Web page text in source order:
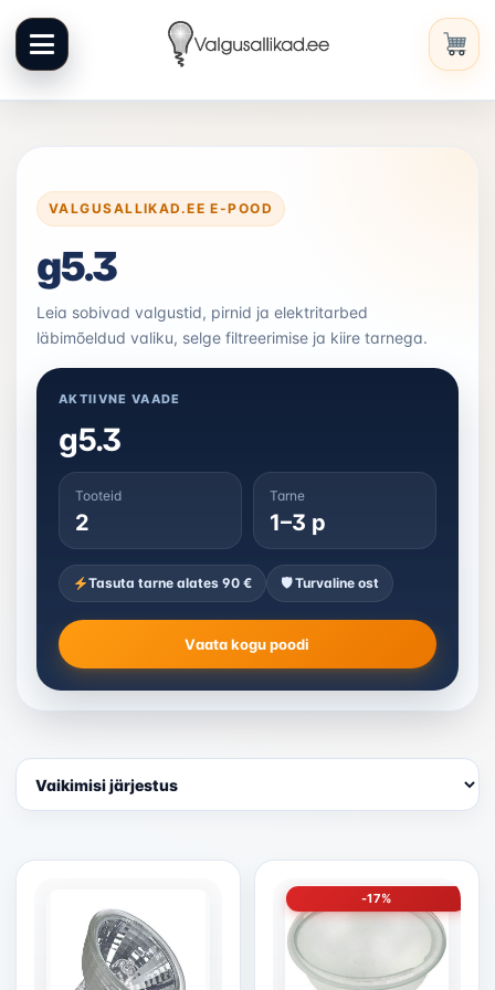
Liigu
sisuni
VALGUSALLIKAD.EE E-POOD
g5.3
Leia sobivad valgustid, pirnid ja elektritarbed
läbimõeldud valiku, selge filtreerimise ja kiire tarnega.
AKTIIVNE VAADE
g5.3
Tooteid
2
Tarne
1–3 p
Tasuta tarne alates 90 € 🛡 Turvaline ost
Vaata kogu poodi
-17%